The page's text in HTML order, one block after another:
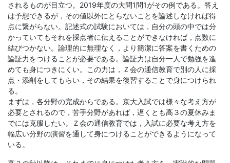
されるものが目立つ。2019年度の大問1問1がその例である。答え
は予想できるが，その値以外にとらないことを論述しなければ得
点に繋がらない。記述式の試験においては，自分の頭の中では分
かっていてもそれを採点者に伝えることができなければ，点数に
結びつかない。論理的に無理なく，より簡潔に答案を書くための
論証力をつけることが必要である。論証力は自分一人で勉強を進
めても身につきにくい。この力は，Ｚ会の通信教育で別の人に採
点・添削をしてもらい，その結果を復習することで身につけられ
る。
まずは，各分野の完成からである。京大入試では様々な考え方が
必要とされるので，苦手分野があれば，遅くとも高３の夏休みま
でには克服したい。Ｚ会の通信教育では，入試に必要な考え方を
幅広い分野の演習を通して身につけることができるようになって
いる。